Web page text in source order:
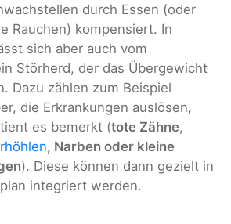
durch Essen (oder
Rauchen) kompensiert. In
sich aber auch vom
Störherd, der das Übergewicht
Dazu zählen zum Beispiel
die Erkrankungen auslösen,
es bemerkt (tote Zähne,
, Narben oder kleine
). Diese können dann gezielt in
integriert werden.